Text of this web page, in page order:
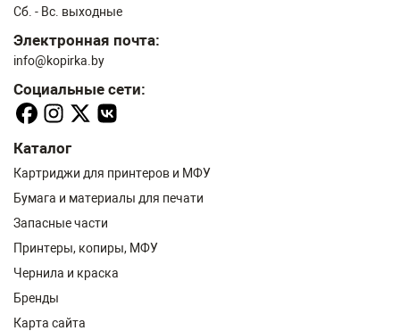
Сб. - Вс. выходные
Электронная почта:
info@kopirka.by
Социальные сети:
Каталог
Картриджи для принтеров и МФУ
Бумага и материалы для печати
Запасные части
Принтеры, копиры, МФУ
Чернила и краска
Бренды
Карта сайта